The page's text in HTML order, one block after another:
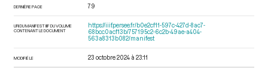
DERNIÈRE PAGE 79
URI DU MANIFEST IIIF DU VOLUME
CONTENANT LE DOCUMENT
https://iiif.persee.fr/b0e2cf11-597c-427d-8ac7-
68bcc0acf13b/757195c2-6c2b-49ae-a404-
563a8313b082/manifest
MODIFIÉ LE 23 octobre 2024 à 23:11